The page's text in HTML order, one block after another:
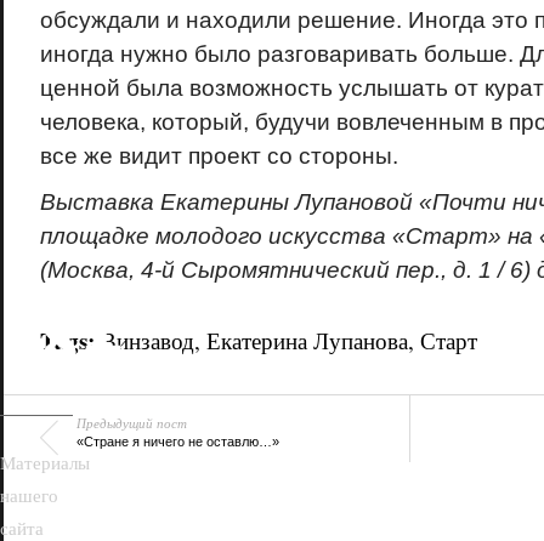
обсуждали и находили решение. Иногда это
иногда нужно было разговаривать больше.
ценной была возможность услышать от
человека, который, будучи вовлеченным в
все же видит проект со стороны.
Выставка Екатерины Лупановой «Почти
площадке молодого искусства «Старт» на
(Москва, 4-й Сыромятнический пер., д. 1 / 6)
Tags: Винзавод, Екатерина Лупанова, Старт
Предыдущий пост
«Стране я ничего не оставлю…»
18+
Материалы
нашего
сайта